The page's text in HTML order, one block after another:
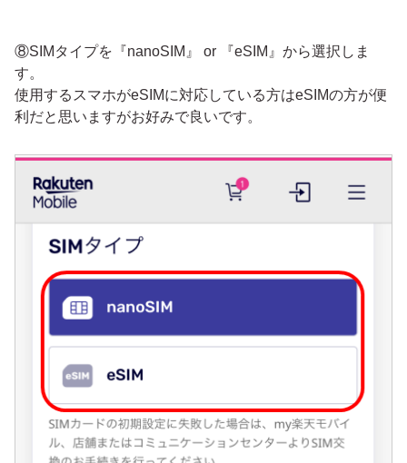
⑧SIMタイプを『nanoSIM』 or 『eSIM』から選択しま
す。
使用するスマホがeSIMに対応している方はeSIMの方が便
利だと思いますがお好みで良いです。